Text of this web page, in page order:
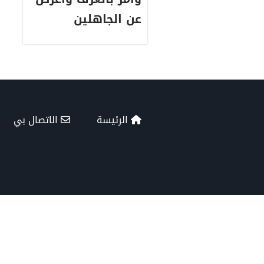
عن الجاهلين
الرئيسة الاتصال بي